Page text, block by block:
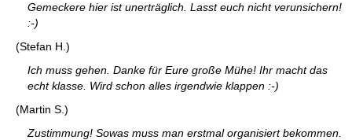
Gemeckere hier ist unerträglich. Lasst euch nicht verunsichern!
:-)
(Stefan H.)
Ich muss gehen. Danke für Eure große Mühe! Ihr macht das
echt klasse. Wird schon alles irgendwie klappen :-)
(Martin S.)
Zustimmung! Sowas muss man erstmal organisiert bekommen.